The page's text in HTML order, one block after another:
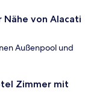
von Alacati
Außenpool und
Zimmer mit